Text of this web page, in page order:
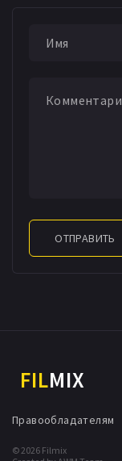
ОТПРАВИТЬ
FILMIX
© 2026 Filmix
Правообладателям